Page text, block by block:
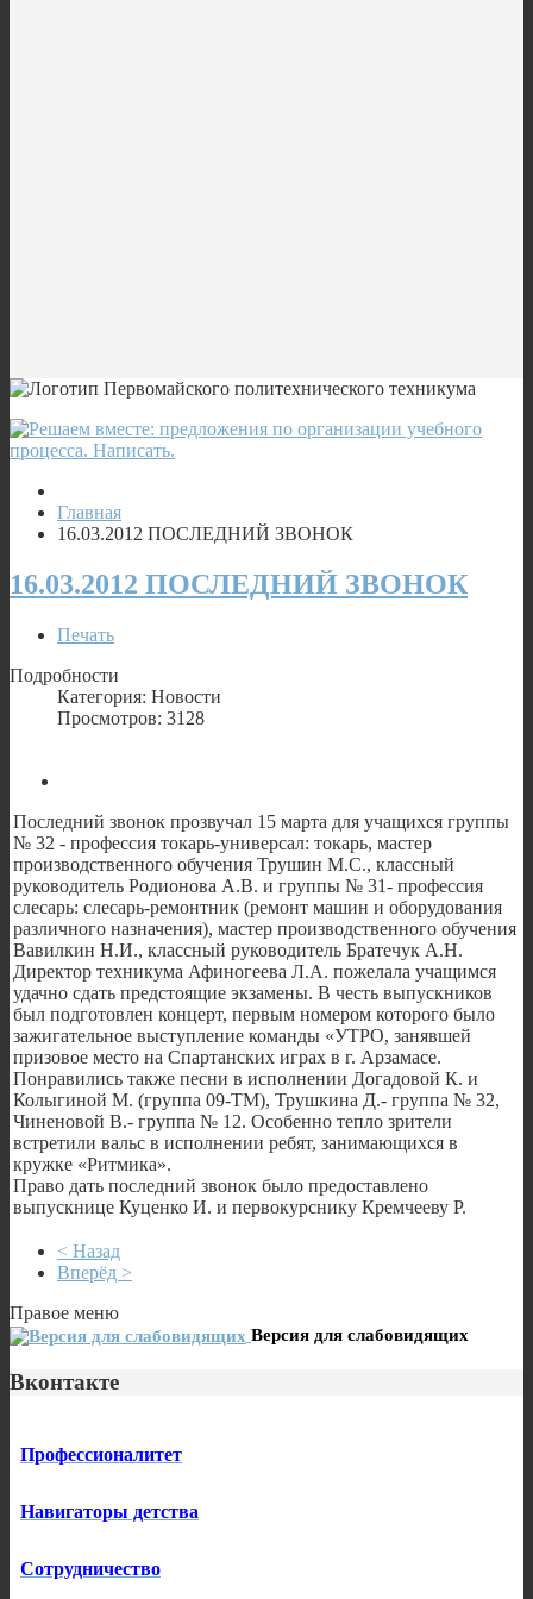
Главная
16.03.2012 ПОСЛЕДНИЙ ЗВОНОК
16.03.2012 ПОСЛЕДНИЙ ЗВОНОК
Печать
Подробности
Категория: Новости
Просмотров: 3128
Последний звонок прозвучал 15 марта для учащихся группы
№ 32 - профессия токарь-универсал: токарь, мастер
производственного обучения Трушин М.С., классный
руководитель Родионова А.В. и группы № 31- профессия
слесарь: слесарь-ремонтник (ремонт машин и оборудования
различного назначения), мастер производственного обучения
Вавилкин Н.И., классный руководитель Братечук А.Н.
Директор техникума Афиногеева Л.А. пожелала учащимся
удачно сдать предстоящие экзамены. В честь выпускников
был подготовлен концерт, первым номером которого было
зажигательное выступление команды «УТРО, занявшей
призовое место на Спартанских играх в г. Арзамасе.
Понравились также песни в исполнении Догадовой К. и
Колыгиной М. (группа 09-ТМ), Трушкина Д.- группа № 32,
Чиненовой В.- группа № 12. Особенно тепло зрители
встретили вальс в исполнении ребят, занимающихся в
кружке «Ритмика».
Право дать последний звонок было предоставлено
выпускнице Куценко И. и первокурснику Кремчееву Р.
< Назад
Вперёд >
Правое меню
Версия для слабовидящих
Вконтакте
Профессионалитет
Навигаторы детства
Сотрудничество